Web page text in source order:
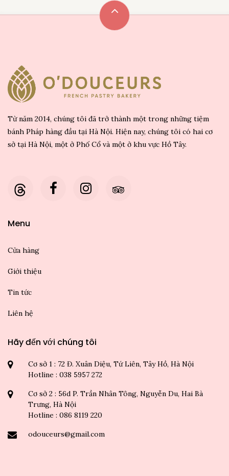
Từ năm 2014, chúng tôi đã trở thành một trong những tiệm
bánh Pháp hàng đầu tại Hà Nội. Hiện nay, chúng tôi có hai cơ
sở tại Hà Nội, một ở Phố Cổ và một ở khu vực Hồ Tây.
Menu
Cửa hàng
Giới thiệu
Tin tức
Liên hệ
Hãy đến với chúng tôi
Cơ sở 1 : 72 Đ. Xuân Diệu, Tứ Liên, Tây Hồ, Hà Nội
Hotline : 038 5957 272
Cơ sở 2 : 56d P. Trần Nhân Tông, Nguyễn Du, Hai Bà
Trưng, Hà Nội
Hotline : 086 8119 220
odouceurs@gmail.com